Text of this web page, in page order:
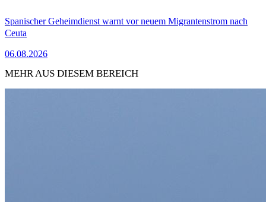
Spanischer Geheimdienst warnt vor neuem Migrantenstrom nach
Ceuta
06.08.2026
MEHR AUS DIESEM BEREICH